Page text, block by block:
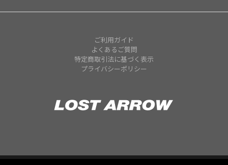
ご利用ガイド
よくあるご質問
特定商取引法に基づく表示
プライバシーポリシー